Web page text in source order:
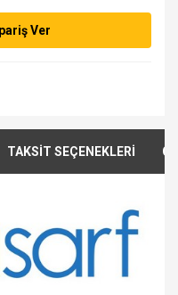
Ver
TAKSİT SEÇENEKLERİ